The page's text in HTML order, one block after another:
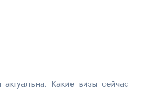
Какие визы сейчас